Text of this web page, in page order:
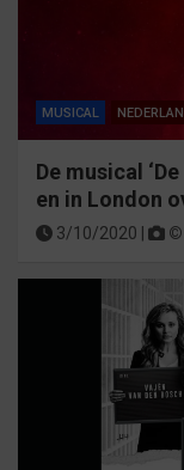
MUSICAL
De musical
en in London
3/10/2020 | ©